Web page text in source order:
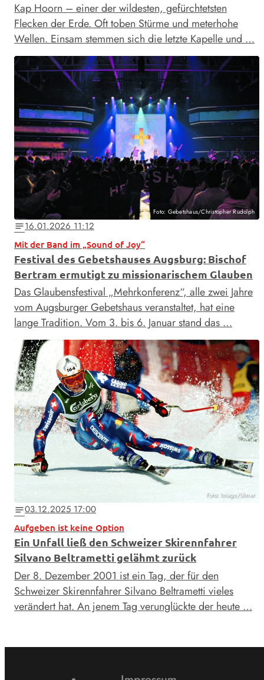
Kap Hoorn – einer der wildesten, gefürchtetsten
Flecken der Erde. Oft toben Stürme und ­meterhohe
Wellen. Einsam stemmen sich die letzte Kapelle und …
Foto: Gebetshaus/Christopher Rudolph
notes16.01.2026 11:12
Mit der Band im „Sound of Joy“
Festival des Gebetshauses Augsburg: Bischof
Bertram ermutigt zu missionarischem Glauben
Das Glaubensfestival „Mehrkonferenz“, alle zwei Jahre
vom Augsburger Gebetshaus veranstaltet, hat eine
lange Tradition. Vom 3. bis 6. Januar stand das …
Foto: Imago/Ulmer
notes03.12.2025 17:00
Aufgeben ist keine Option
Ein Unfall ließ den Schweizer Skirennfahrer
Silvano Beltrametti gelähmt zurück
Der 8. Dezember 2001 ist ein Tag, der für den
Schweizer Skirennfahrer Silvano Beltrametti vieles
verändert hat. An jenem Tag verunglückte der heute …